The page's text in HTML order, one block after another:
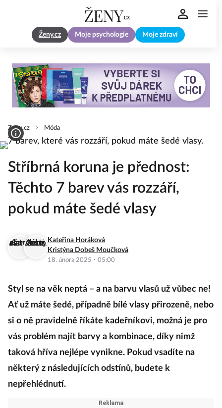
Ženy.cz Moje psychologie Moje zdraví
Zeny.cz Móda
Stříbrná koruna je přednost:
Těchto 7 barev vás rozzáří,
pokud máte šedé vlasy
Kateřina Horáková
Kristýna Dobeš Moučková
18. února 2025 · 05:00
Styl se na věk neptá – a na barvu vlasů už vůbec ne!
Ať už máte šedé, případně bílé vlasy přirozeně, nebo
si o ně pravidelně říkáte kadeřníkovi, možná je pro
vás problém najít barvy a kombinace, díky nimž
taková hříva nejlépe vynikne. Pokud vsadíte na
některý z následujících odstínů, budete k
nepřehlédnutí.